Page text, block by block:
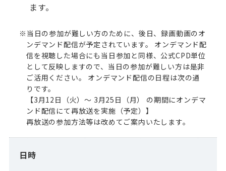
ます。
※当日の参加が難しい方のために、後日、録画動画のオ
ンデマンド配信が予定されています。 オンデマンド配
信を視聴した場合にも当日参加と同様、公式CPD単位
として反映しますので、当日の参加が難しい方は是非
ご活用ください。 オンデマンド配信の日程は次の通
りです。
【3月12日（火）～ 3月25日（月） の期間にオンデマ
ンド配信にて再放送を実施（予定）】
再放送の参加方法等は改めてご案内いたします。
日時